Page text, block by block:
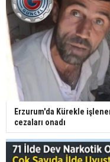
Erzurum'da Kürekle
cezaları onadı